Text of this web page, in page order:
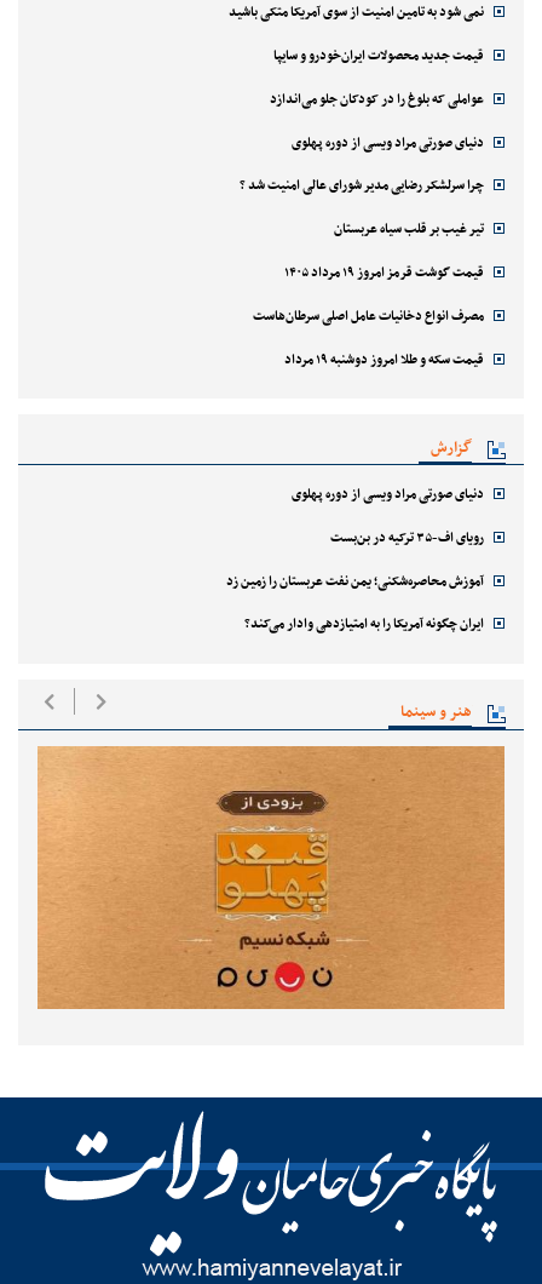
نمی شود به تامین امنیت از سوی آمریکا متکی باشید
قیمت جدید محصولات ایران‌خودرو و سایپا
عواملی که بلوغ را در کودکان جلو می‌اندازد
دنیای صورتی مراد ویسی از دوره پهلوی
چرا سرلشکر رضایی مدیر شورای عالی امنیت شد ؟
تیر غیب بر قلب سیاه عربستان
قیمت گوشت قرمز امروز ۱۹ مرداد ۱۴۰۵
مصرف انواع دخانیات عامل اصلی سرطان‌هاست
قیمت سکه و طلا امروز دوشنبه ۱۹ مرداد
گزارش
دنیای صورتی مراد ویسی از دوره پهلوی
رویای اف-۳۵ ترکیه در بن‌بست
آموزش محاصره‌شکنی؛ یمن نفت عربستان را زمین زد
ایران چگونه آمریکا را به امتیازدهی وادار می‌کند؟
هنر و سینما